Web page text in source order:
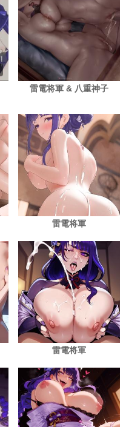
雷電将軍 & 八重神子
雷電将軍
雷電将軍